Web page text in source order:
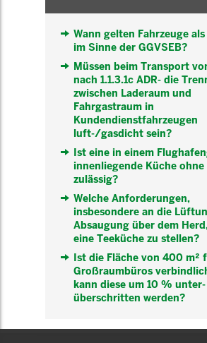
Wann gelten Fahrzeuge
im Sinne der GGVSEB?
Müssen beim Transport
nach 1.1.3.1c ADR- die
zwischen Laderaum und
Fahrgastraum in
Kundendienstfahrzeugen
luft-/gasdicht sein?
Ist eine in einem
innenliegende Küche ohne
zulässig?
Welche Anforderungen,
insbesondere an die
Absaugung über dem
eine Teeküche zu stellen?
Ist die Fläche von 400 m²
Großraumbüros
kann diese um 10 %
überschritten werden?